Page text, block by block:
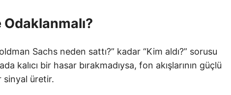
Odaklanmalı?
Sachs neden sattı?” kadar “Kim aldı?” sorusu
kalıcı bir hasar bırakmadıysa, fon akışlarının güçlü
sinyal üretir.